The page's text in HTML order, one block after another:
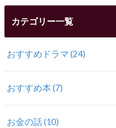
カテゴリー一覧
おすすめドラマ (24)
おすすめ本 (7)
お金の話(10)